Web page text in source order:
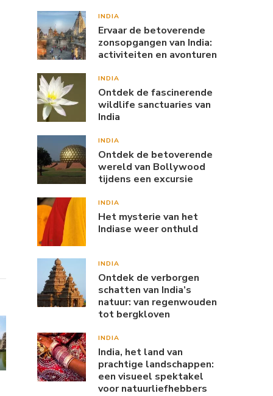
INDIA
Ervaar de betoverende
zonsopgangen van India:
activiteiten en avonturen
INDIA
Ontdek de fascinerende
wildlife sanctuaries van
India
INDIA
Ontdek de betoverende
wereld van Bollywood
tijdens een excursie
INDIA
Het mysterie van het
Indiase weer onthuld
INDIA
Ontdek de verborgen
schatten van India’s
natuur: van regenwouden
tot bergkloven
INDIA
India, het land van
prachtige landschappen:
een visueel spektakel
voor natuurliefhebbers